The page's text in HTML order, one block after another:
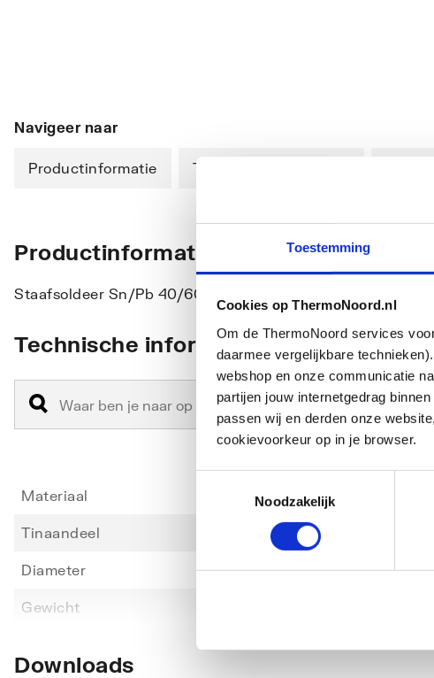
Toestemming
Cookies op ThermoNoord.nl
Om de ThermoNoord services
daarmee vergelijkbare
webshop en onze communicatie
partijen jouw internetgedrag
passen wij en derden onze
cookievoorkeur op in je browser.
Noodzakelijk
Navigeer naar
Productinformatie Technische informatie
Productinformatie
Staafsoldeer Sn/Pb 40/60 driekant 10mm 5kg.
Technische informatie
Materiaal
Tinaandeel
Diameter 10
Gewicht
Uitvoering met vloeimiddel
Downloads